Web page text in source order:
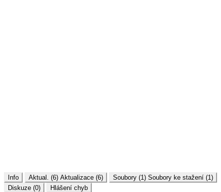
Info Aktual. (6) Aktualizace (6) Soubory (1) Soubory ke stažení (1)
Diskuze (0)
Hlášení chyb